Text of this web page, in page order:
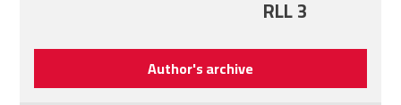
RLL 3
Author's archive